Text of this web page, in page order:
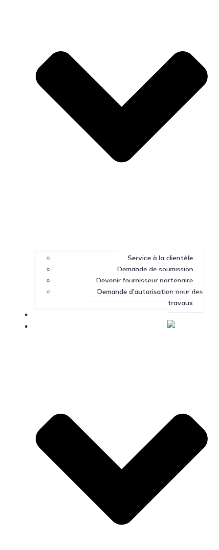
Service à la clientèle
Demande de soumission
Devenir fournisseur partenaire
Demande d’autorisation pour des
travaux
Portail client